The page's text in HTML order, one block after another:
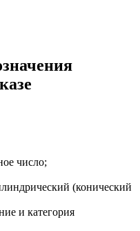
число;
(конический
и категория